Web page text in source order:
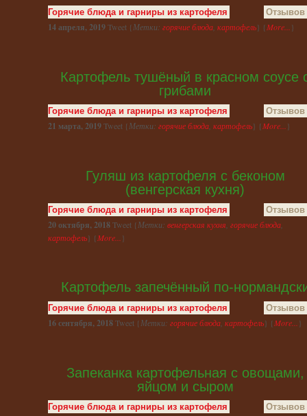
Горячие блюда и гарниры из картофеля Отзывов
14 апреля, 2019Tweet {Метки: горячие блюда картофель} {More... }
Картофель тушёный в красном соусе
грибами
Горячие блюда и гарниры из картофеля Отзывов
21 марта, 2019Tweet {Метки: горячие блюда картофель} {More... }
Гуляш из картофеля с беконом
(венгерская кухня)
Горячие блюда и гарниры из картофеля Отзывов
20 октября, 2018Tweet {Метки: венгерская кухня, горячие блюда,
картофель} {More...}
Картофель запечённый по-
Горячие блюда и гарниры из картофеля Отзывов
16 сентября, 2018Tweet {Метки: горячие блюда картофель} {More... }
Запеканка картофельная с овощами,
яйцом и сыром
Горячие блюда и гарниры из картофеля Отзывов